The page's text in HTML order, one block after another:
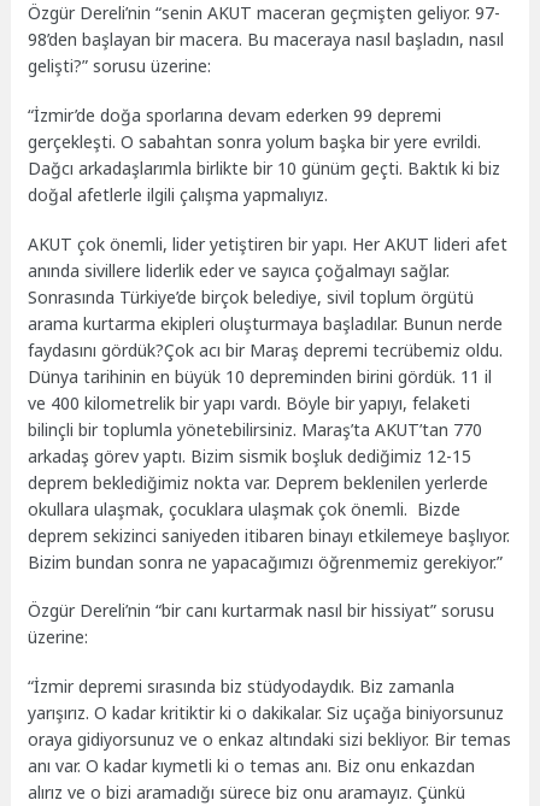
Özgür Dereli’nin “senin AKUT maceran geçmişten geliyor. 97-
98’den başlayan bir macera. Bu maceraya nasıl başladın, nasıl
gelişti?” sorusu üzerine:
“İzmir’de doğa sporlarına devam ederken 99 depremi
gerçekleşti. O sabahtan sonra yolum başka bir yere evrildi.
Dağcı arkadaşlarımla birlikte bir 10 günüm geçti. Baktık ki biz
doğal afetlerle ilgili çalışma yapmalıyız.
AKUT çok önemli, lider yetiştiren bir yapı. Her AKUT lideri afet
anında sivillere liderlik eder ve sayıca çoğalmayı sağlar.
Sonrasında Türkiye’de birçok belediye, sivil toplum örgütü
arama kurtarma ekipleri oluşturmaya başladılar. Bunun nerde
faydasını gördük?Çok acı bir Maraş depremi tecrübemiz oldu.
Dünya tarihinin en büyük 10 depreminden birini gördük. 11 il
ve 400 kilometrelik bir yapı vardı. Böyle bir yapıyı, felaketi
bilinçli bir toplumla yönetebilirsiniz. Maraş’ta AKUT’tan 770
arkadaş görev yaptı. Bizim sismik boşluk dediğimiz 12-15
deprem beklediğimiz nokta var. Deprem beklenilen yerlerde
okullara ulaşmak, çocuklara ulaşmak çok önemli. Bizde
deprem sekizinci saniyeden itibaren binayı etkilemeye başlıyor.
Bizim bundan sonra ne yapacağımızı öğrenmemiz gerekiyor.”
Özgür Dereli’nin “bir canı kurtarmak nasıl bir hissiyat” sorusu
üzerine:
“İzmir depremi sırasında biz stüdyodaydık. Biz zamanla
yarışırız. O kadar kritiktir ki o dakikalar. Siz uçağa biniyorsunuz
oraya gidiyorsunuz ve o enkaz altındaki sizi bekliyor. Bir temas
anı var. O kadar kıymetli ki o temas anı. Biz onu enkazdan
alırız ve o bizi aramadığı sürece biz onu aramayız. Çünkü